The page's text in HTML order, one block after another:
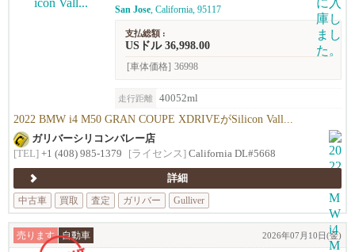
San Jose, California, 95117
支払総額 :
USドル 36,998.00
[車体価格] 36998
走行距離 40052ml
2022 BMW i4 M50 GRAN COUPE XDRIVEがSilicon Vall...
ガリバーシリコンバレー店
[TEL] +1 (408) 985-1379 [ライセンス] California DL#5668
詳細
中古車
買取 査定 ガリバー Gulliver
売ります 自動車 2026年07月10日(金)